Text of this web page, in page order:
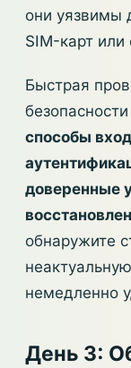
они уязвимы
SIM-карт
Быстрая
способы
доверенные
обнаружите
немедленно
День 3: